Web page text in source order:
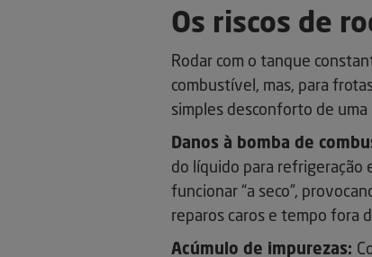
Os riscos de
Rodar com o tanque
combustível, mas, para
simples desconforto de uma
Danos à bomba de
do líquido para refrigeração
funcionar “a seco”,
reparos caros e tempo fora
Acúmulo de impurezas: